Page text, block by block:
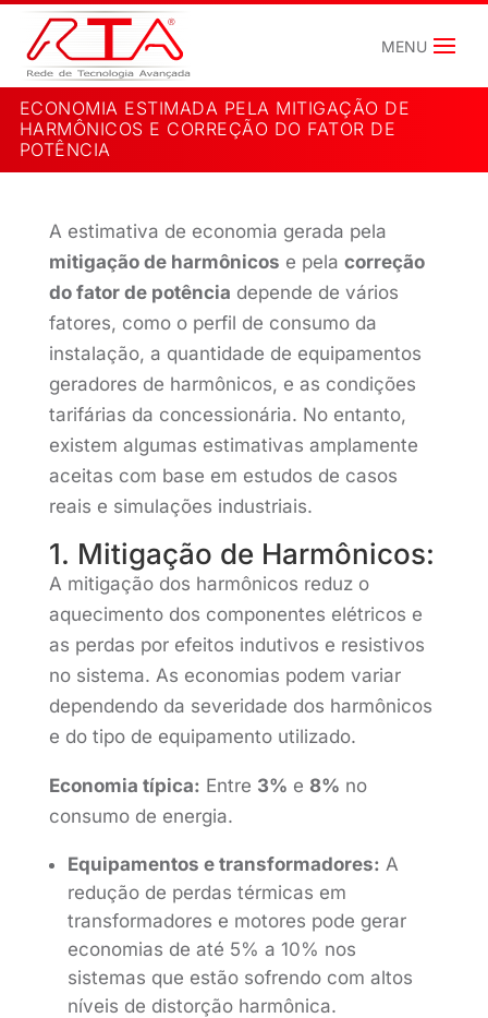
ECONOMIA ESTIMADA PELA MITIGAÇÃO DE
HARMÔNICOS E CORREÇÃO DO FATOR DE
POTÊNCIA
A estimativa de economia gerada pela
mitigação de harmônicos e pela correção
do fator de potência depende de vários
fatores, como o perfil de consumo da
instalação, a quantidade de equipamentos
geradores de harmônicos, e as condições
tarifárias da concessionária. No entanto,
existem algumas estimativas amplamente
aceitas com base em estudos de casos
reais e simulações industriais.
1. Mitigação de Harmônicos:
A mitigação dos harmônicos reduz o
aquecimento dos componentes elétricos e
as perdas por efeitos indutivos e resistivos
no sistema. As economias podem variar
dependendo da severidade dos harmônicos
e do tipo de equipamento utilizado.
Economia típica: Entre 3% e 8% no
consumo de energia.
Equipamentos e transformadores: A
redução de perdas térmicas em
transformadores e motores pode gerar
economias de até 5% a 10% nos
sistemas que estão sofrendo com altos
níveis de distorção harmônica.